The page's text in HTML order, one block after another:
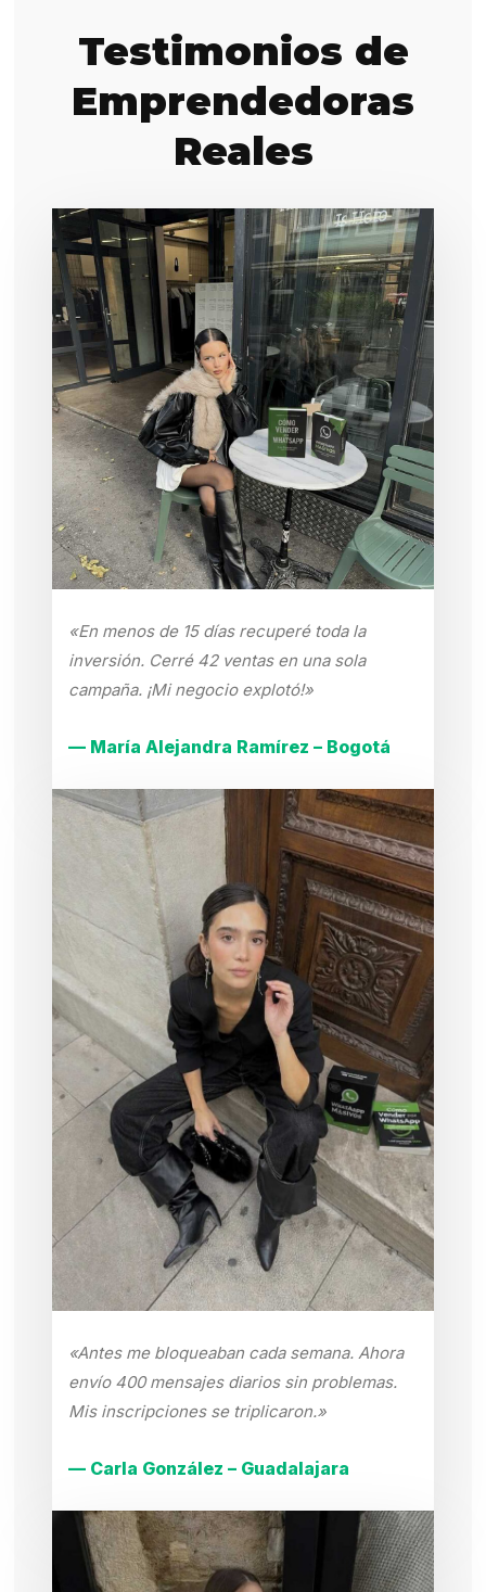
Testimonios de
Emprendedoras
Reales
«En menos de 15 días recuperé toda la
inversión. Cerré 42 ventas en una sola
campaña. ¡Mi negocio explotó!»
— María Alejandra Ramírez – Bogotá
«Antes me bloqueaban cada semana. Ahora
envío 400 mensajes diarios sin problemas.
Mis inscripciones se triplicaron.»
— Carla González – Guadalajara